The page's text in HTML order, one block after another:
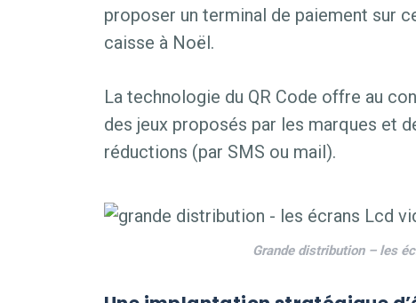
proposer un terminal de paiement sur
caisse à Noël.
La technologie du QR Code offre au
des jeux proposés par les marques et
réductions (par SMS ou mail).
Grande distribution – les